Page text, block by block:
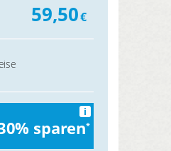
59,50€
sparen*
i